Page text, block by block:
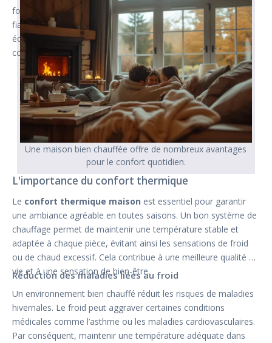
foyer. Notre objectif est de vous fournir des informations
fiables et pratiques pour vous aider à prendre des décisions
éclairées concernant votre chauffage domestique, tout en
contribuant à la protection de l'environnement.
Une maison bien chauffée offre de nombreux avantages
pour le confort quotidien.
L'importance du confort thermique
Le confort thermique maison est essentiel pour garantir
une ambiance agréable en toutes saisons. Un bon système de
chauffage permet de maintenir une température stable et
adaptée à chaque pièce, évitant ainsi les sensations de froid
ou de chaud excessif. Cela contribue à une meilleure qualité de
vie et à une sensation de bien-être.
Réduction des maladies liées au froid
Un environnement bien chauffé réduit les risques de maladies
hivernales. Le froid peut aggraver certaines conditions
médicales comme l’asthme ou les maladies cardiovasculaires.
Par conséquent, maintenir une température adéquate dans